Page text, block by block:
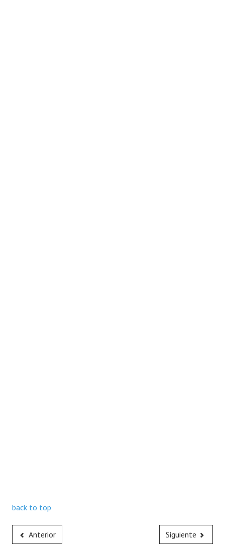
back to top
Anterior Siguiente